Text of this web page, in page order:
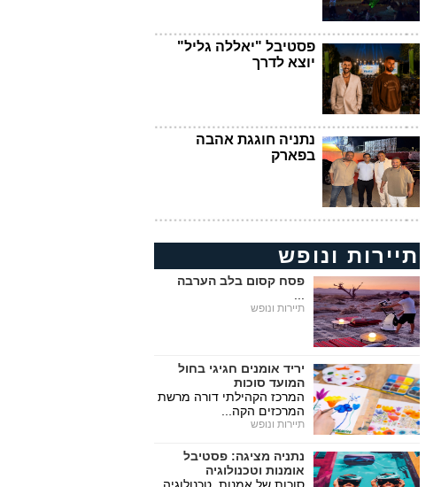
פסטיבל "יאללה גליל"
יוצא לדרך
נתניה חוגגת אהבה
בפארק
תיירות ונופש
פסח קסום בלב הערבה
תיירות ונופש
יריד אומנים חגיגי בחול
המועד סוכות
המרכז הקהילתי דורה מרשת
המרכזים הקה...
תיירות ונופש
נתניה מציגה: פסטיבל
אומנות וטכנולוגיה